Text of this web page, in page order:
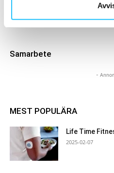
Norberto
Samarbete
-
MEST POPULÄRA
Life Time
2025-02-07